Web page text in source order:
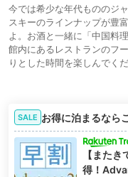
今では希少な年代もののジ
スキーのラインナップが豊
よ。お酒と一緒に「中国料
館内にあるレストランのフ
りとした時間を楽しんでくだ
SALE お得に泊まるなら
【また
得！